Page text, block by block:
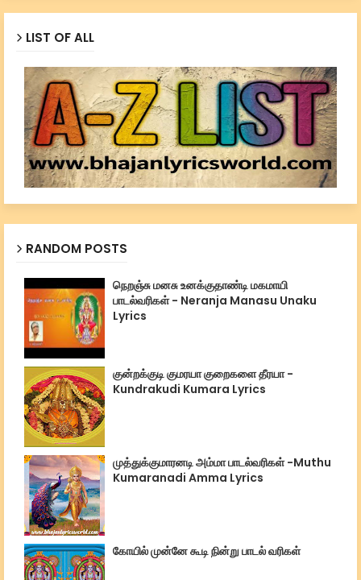
LIST OF ALL
RANDOM POSTS
நெறஞ்சு மனசு உனக்குதாண்டி மகமாயி
பாடல்வரிகள் - Neranja Manasu Unaku
Lyrics
குன்றக்குடி குமரயா குறைகளை தீரயா -
Kundrakudi Kumara Lyrics
முத்துக்குமாரனடி அம்மா பாடல்வரிகள் -Muthu
Kumaranadi Amma Lyrics
கோயில் முன்னே கூடி நின்று பாடல் வரிகள்